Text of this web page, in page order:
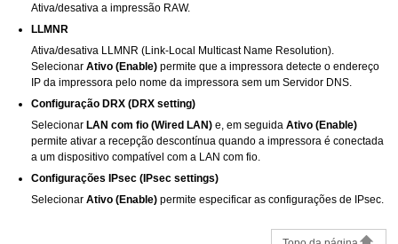
Ativa/desativa a impressão RAW.
LLMNR
Ativa/desativa LLMNR (Link-Local Multicast Name Resolution).
SelecionarAtivo (Enable) permite que aimpressora detecte o endereço
IP daimpressora pelo nome daimpressora sem um Servidor DNS.
Configuração DRX (DRX setting)
SelecionarLAN com fio (Wired LAN) e, em seguidaAtivo (Enable)
permite ativar a recepção descontínua quando aimpressora é conectada
a um dispositivo compatível com a LAN com fio.
Configurações IPsec (IPsec settings)
SelecionarAtivo (Enable) permite especificar as configurações de IPsec.